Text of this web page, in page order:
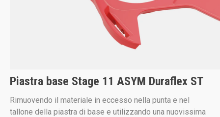
Piastra base Stage 11 ASYM Duraflex ST
Rimuovendo il materiale in eccesso nella punta e nel
tallone della piastra di base e utilizzando una nuovissima